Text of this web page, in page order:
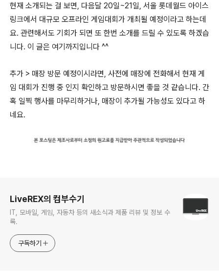
현재 소개되는 걸 보면, 다음달 20일~21일, 서울 롯데월드 아이스
링크에서 대규모 오프라인 게임대회가 개최될 예정이라고 하는데
요. 관련해서도 기회가 되면 또 한번 소개를 드릴 수 있도록 하겠습
니다. 이 글은 여기까지입니다 ^^
추가 > 매장 방문 예정이시라면, 사전에 매장에 전화해서 현재 게
임 대회가 진행 중 인지 확인하고 방문하시면 좋을 것 같습니다. 간
혹 일찍 행사를 마무리하거나, 매장이 추가될 가능성도 있다고 하
네요.
LiveREX의 컴부수기
IT, 모바일, 게임, 자동차 등의 새소식과 제품 리뷰 및 정보 수
록.
구독하기